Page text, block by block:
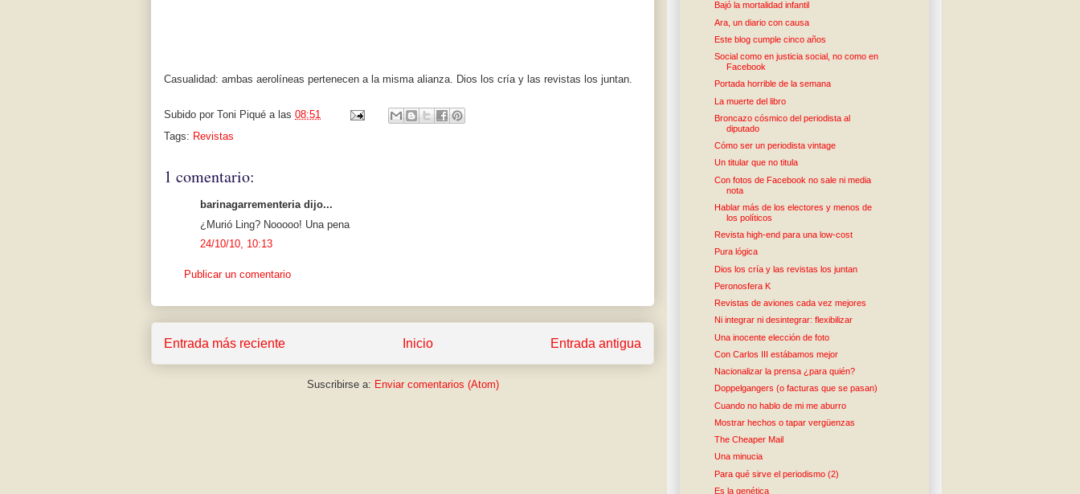
Casualidad: ambas aerolíneas pertenecen a la misma alianza. Dios los cría y las revistas los juntan.
Subido por Toni Piqué a las 08:51
Tags: Revistas
1 comentario:
barinagarrementeria dijo...
¿Murió Ling? Nooooo! Una pena
24/10/10, 10:13
Publicar un comentario
Entrada más reciente Entrada antigua
Inicio
Suscribirse a: Enviar comentarios (Atom)
Bajó la mortalidad infantil
Ara, un diario con causa
Este blog cumple cinco años
Social como en justicia social, no como en
Facebook
Portada horrible de la semana
La muerte del libro
Broncazo cósmico del periodista al
diputado
Cómo ser un periodista vintage
Un titular que no titula
Con fotos de Facebook no sale ni media
nota
Hablar más de los electores y menos de
los políticos
Revista high-end para una low-cost
Pura lógica
Dios los cría y las revistas los juntan
Peronosfera K
Revistas de aviones cada vez mejores
Ni integrar ni desintegrar: flexibilizar
Una inocente elección de foto
Con Carlos III estábamos mejor
Nacionalizar la prensa ¿para quién?
Doppelgangers (o facturas que se pasan)
Cuando no hablo de mi me aburro
Mostrar hechos o tapar vergüenzas
The Cheaper Mail
Una minucia
Para qué sirve el periodismo (2)
Es la genética